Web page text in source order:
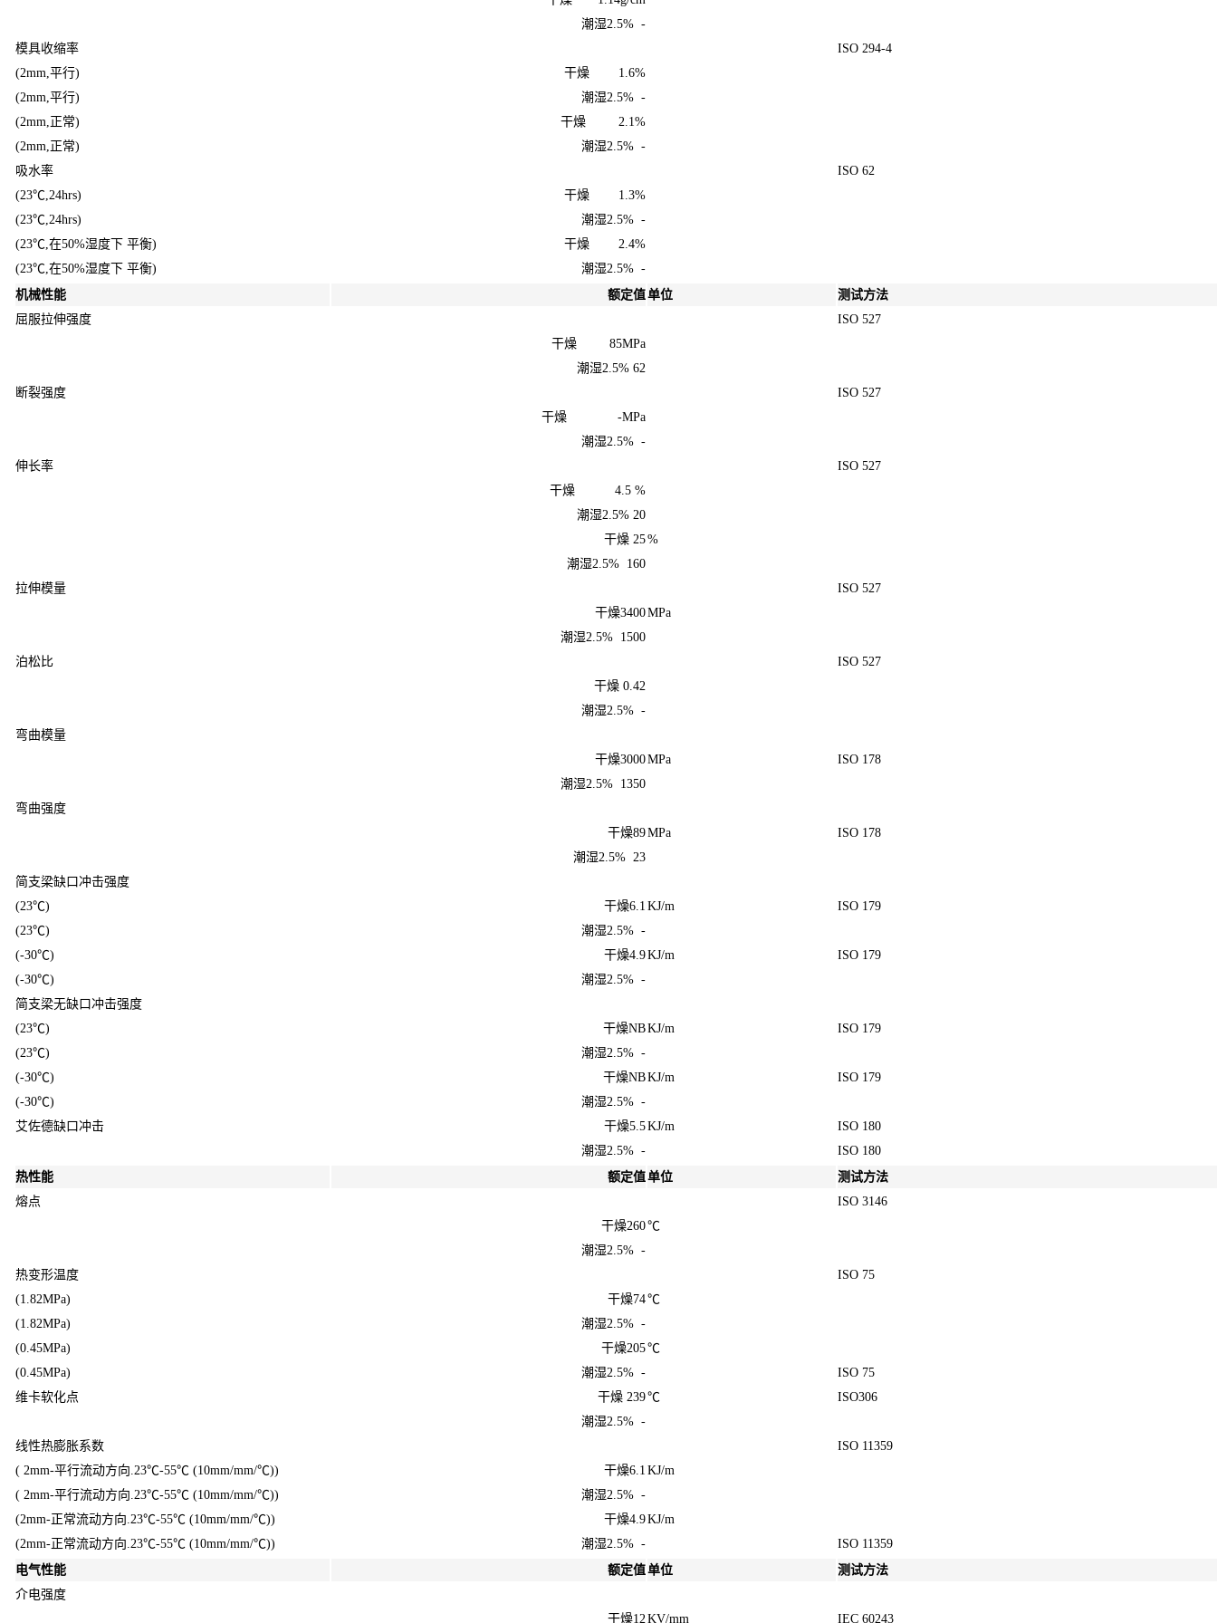
潮湿2.5% -
模具收缩率
ISO 294-4
(2mm,平行)
干燥 1.6%
(2mm,平行)
潮湿2.5% -
(2mm,正常)
干燥 2.1%
(2mm,正常)
潮湿2.5% -
吸水率
ISO 62
(23℃,24hrs)
干燥 1.3%
(23℃,24hrs)
潮湿2.5% -
(23℃,在50%湿度下 平衡)
干燥 2.4%
(23℃,在50%湿度下 平衡)
潮湿2.5% -
机械性能
额定值单位
测试方法
屈服拉伸强度
ISO 527
干燥 85MPa
潮湿2.5% 62
断裂强度
ISO 527
干燥 -MPa
潮湿2.5% -
伸长率
ISO 527
干燥 4.5 %
潮湿2.5% 20
干燥 25%
潮湿2.5% 160
拉伸模量
ISO 527
干燥3400MPa
潮湿2.5% 1500
泊松比
ISO 527
干燥 0.42
潮湿2.5% -
弯曲模量
干燥3000MPa
ISO 178
潮湿2.5% 1350
弯曲强度
干燥89MPa
ISO 178
潮湿2.5% 23
简支梁缺口冲击强度
(23℃)
干燥6.1 KJ/m
ISO 179
(23℃)
潮湿2.5% -
(-30℃)
干燥4.9KJ/m
ISO 179
(-30℃)
潮湿2.5% -
简支梁无缺口冲击强度
(23℃)
干燥NBKJ/m
ISO 179
(23℃)
潮湿2.5% -
(-30℃)
干燥NBKJ/m
ISO 179
(-30℃)
潮湿2.5% -
艾佐德缺口冲击
干燥5.5KJ/m
ISO 180
潮湿2.5% -
ISO 180
热性能
额定值单位
测试方法
熔点
ISO 3146
干燥260℃
潮湿2.5% -
热变形温度
ISO 75
(1.82MPa)
干燥74℃
(1.82MPa)
潮湿2.5% -
(0.45MPa)
干燥205℃
(0.45MPa)
潮湿2.5% -
ISO 75
维卡软化点
干燥 239℃
ISO306
潮湿2.5% -
线性热膨胀系数
ISO 11359
( 2mm-平行流动方向.23℃-55℃ (10mm/mm/℃))
干燥6.1 KJ/m
( 2mm-平行流动方向.23℃-55℃ (10mm/mm/℃))
潮湿2.5% -
(2mm-正常流动方向.23℃-55℃ (10mm/mm/℃))
干燥4.9KJ/m
(2mm-正常流动方向.23℃-55℃ (10mm/mm/℃))
潮湿2.5% -
ISO 11359
电气性能
额定值单位
测试方法
介电强度
干燥12KV/mm IEC 60243